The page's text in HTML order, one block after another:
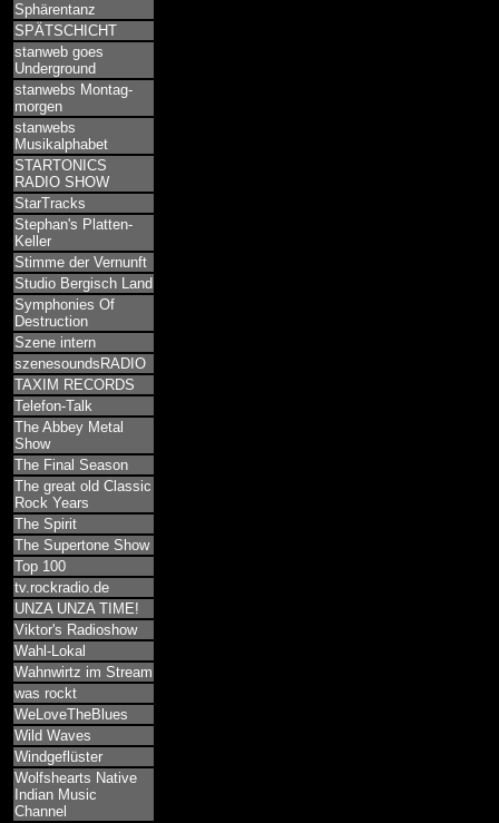
Sphärentanz
SPÄTSCHICHT
stanweb goes
Underground
stanwebs Montag-
morgen
stanwebs
Musikalphabet
STARTONICS
RADIO SHOW
StarTracks
Stephan's Platten-
Keller
Stimme der Vernunft
Studio Bergisch Land
Symphonies Of
Destruction
Szene intern
szenesoundsRADIO
TAXIM RECORDS
Telefon-Talk
The Abbey Metal
Show
The Final Season
The great old Classic
Rock Years
The Spirit
The Supertone Show
Top 100
tv.rockradio.de
UNZA UNZA TIME!
Viktor's Radioshow
Wahl-Lokal
Wahnwirtz im Stream
was rockt
WeLoveTheBlues
Wild Waves
Windgeflüster
Wolfshearts Native
Indian Music
Channel